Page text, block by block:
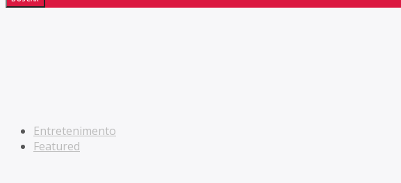
Entretenimento
Featured